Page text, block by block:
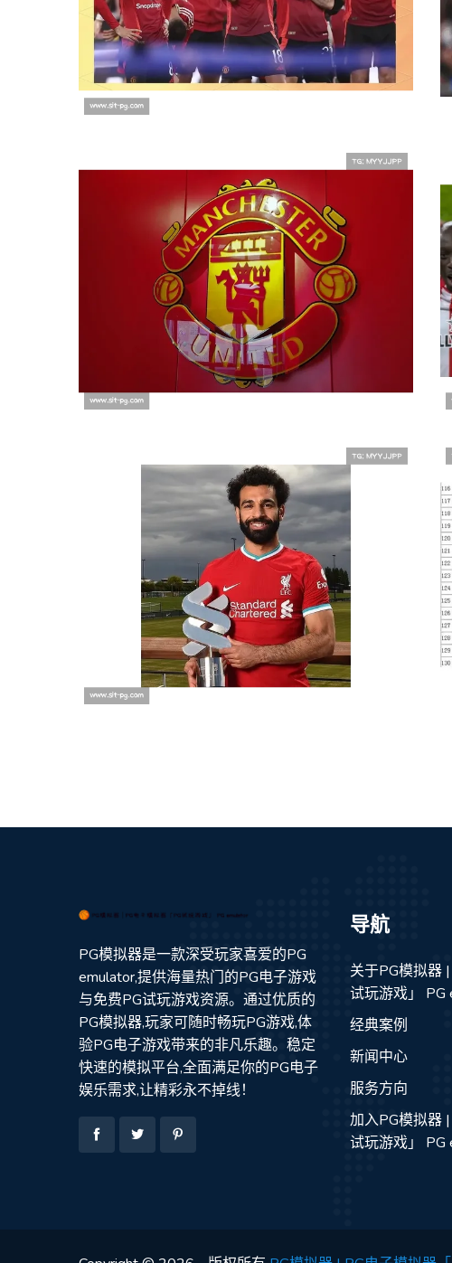
曼联的崛起与复兴，从低谷到巅峰
探索曼联的神秘世界，揭秘曼联体验
中心官网
利物浦足球俱乐部队歌，一首传承与
荣耀的交响
PG模拟器是一款深受玩家喜爱的PG
emulator,提供海量热门的PG电子游戏
与免费PG试玩游戏资源。通过优质的
PG模拟器,玩家可随时畅玩PG游戏,体
验PG电子游戏带来的非凡乐趣。稳定
快速的模拟平台,全面满足你的PG电子
娱乐需求,让精彩永不掉线！
导航
关于PG模拟器
试玩游戏」 PG
经典案例
新闻中心
服务方向
加入PG模拟器
试玩游戏」 PG